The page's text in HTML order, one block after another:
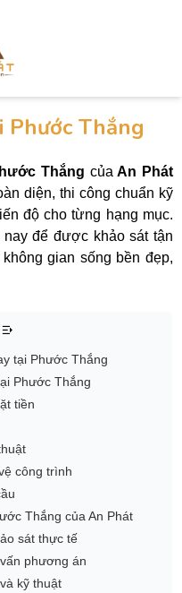
Phước Thắng
Thắng của An Phát
diện, thi công chuẩn kỹ
độ cho từng hạng mục.
để được khảo sát tận
gian sống bền đẹp,
tại Phước Thắng
Phước Thắng
tiền
công trình
Thắng của An Phát
sát thực tế
phương án
kỹ thuật